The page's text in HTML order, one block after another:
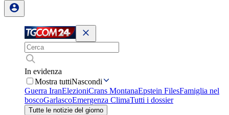
In evidenza
Mostra tuttiNascondi
Guerra IranElezioniCrans MontanaEpstein FilesFamiglia nel
boscoGarlascoEmergenza ClimaTutti i dossier
Tutte le notizie del giorno